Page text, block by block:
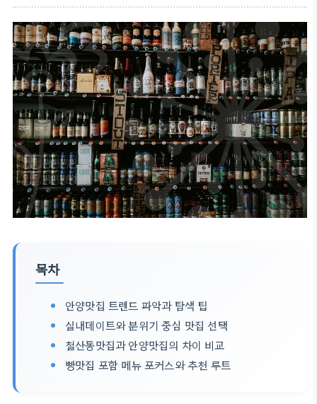
목차
안양맛집 트렌드 파악과 탐색 팁
실내데이트와 분위기 중심 맛집 선택
철산동맛집과 안양맛집의 차이 비교
빵맛집 포함 메뉴 포커스와 추천 루트